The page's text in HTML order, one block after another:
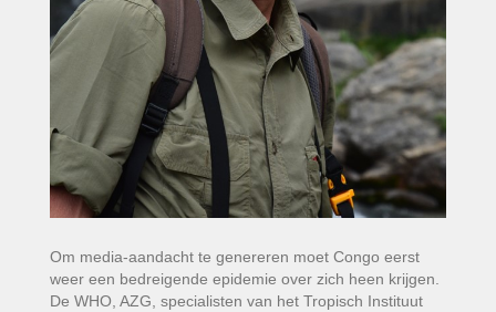
Om media-aandacht te genereren moet Congo eerst
weer een bedreigende epidemie over zich heen krijgen.
De WHO, AZG, specialisten van het Tropisch Instituut